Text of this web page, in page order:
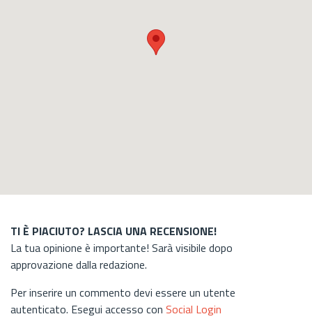
TI È PIACIUTO? LASCIA UNA RECENSIONE!
La tua opinione è importante! Sarà visibile dopo
approvazione dalla redazione.
Per inserire un commento devi essere un utente
autenticato. Esegui accesso con Social Login